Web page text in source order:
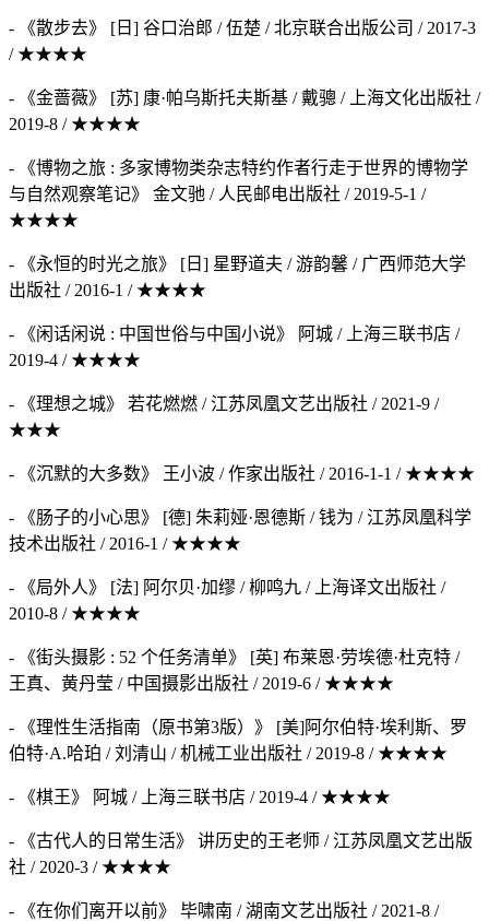
- 《散步去》 [日] 谷口治郎 / 伍楚 / 北京联合出版公司 / 2017-3
/ ★★★★
- 《金蔷薇》 [苏] 康·帕乌斯托夫斯基 / 戴骢 / 上海文化出版社 /
2019-8 / ★★★★
- 《博物之旅 : 多家博物类杂志特约作者行走于世界的博物学
与自然观察笔记》 金文驰 / 人民邮电出版社 / 2019-5-1 /
★★★★
- 《永恒的时光之旅》 [日] 星野道夫 / 游韵馨 / 广西师范大学
出版社 / 2016-1 / ★★★★
- 《闲话闲说 : 中国世俗与中国小说》 阿城 / 上海三联书店 /
2019-4 / ★★★★
- 《理想之城》 若花燃燃 / 江苏凤凰文艺出版社 / 2021-9 /
★★★
- 《沉默的大多数》 王小波 / 作家出版社 / 2016-1-1 / ★★★★
- 《肠子的小心思》 [德] 朱莉娅·恩德斯 / 钱为 / 江苏凤凰科学
技术出版社 / 2016-1 / ★★★★
- 《局外人》 [法] 阿尔贝·加缪 / 柳鸣九 / 上海译文出版社 /
2010-8 / ★★★★
- 《街头摄影 : 52 个任务清单》 [英] 布莱恩·劳埃德·杜克特 /
王真、黄丹莹 / 中国摄影出版社 / 2019-6 / ★★★★
- 《理性生活指南（原书第3版）》 [美]阿尔伯特·埃利斯、罗
伯特·A.哈珀 / 刘清山 / 机械工业出版社 / 2019-8 / ★★★★
- 《棋王》 阿城 / 上海三联书店 / 2019-4 / ★★★★
- 《古代人的日常生活》 讲历史的王老师 / 江苏凤凰文艺出版
社 / 2020-3 / ★★★★
- 《在你们离开以前》 毕啸南 / 湖南文艺出版社 / 2021-8 /